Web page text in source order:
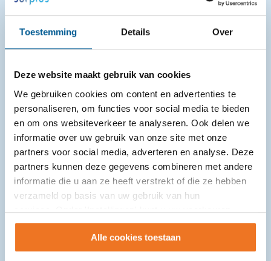
Toestemming Details Over
Deze website maakt gebruik van cookies
We gebruiken cookies om content en advertenties te
personaliseren, om functies voor social media te bieden
en om ons websiteverkeer te analyseren. Ook delen we
informatie over uw gebruik van onze site met onze
partners voor social media, adverteren en analyse. Deze
partners kunnen deze gegevens combineren met andere
informatie die u aan ze heeft verstrekt of die ze hebben
verzameld op basis van uw gebruik van hun
services. Onder 'Instellingen' kunt u uw voorkeuren
wijzigen.
Alle cookies toestaan
ANWB AutoMaatje in Zundert rijdt
10.000ste rit
21-07-2026
mijlpaal. Vierden de vrijwilligers op 18 mei jl. het